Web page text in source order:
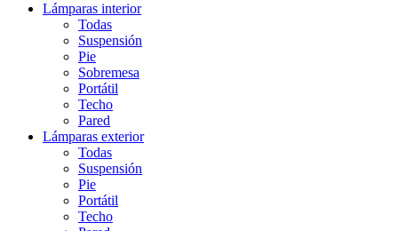
Lámparas interior
Todas
Suspensión
Pie
Sobremesa
Portátil
Techo
Pared
Lámparas exterior
Todas
Suspensión
Pie
Portátil
Techo